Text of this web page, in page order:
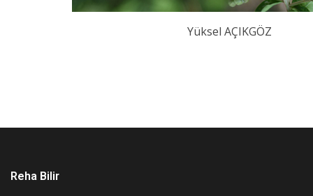
Yüksel AÇIKGÖZ
Reha Bilir